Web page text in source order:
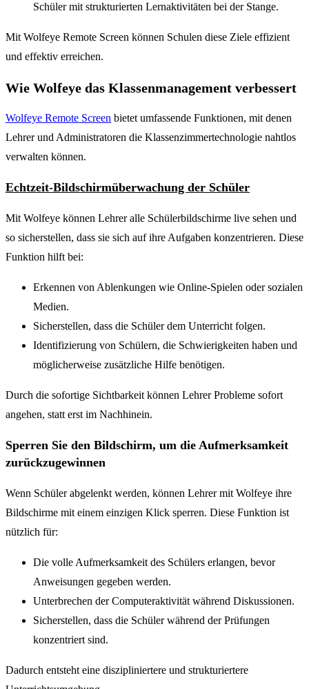
Schüler mit strukturierten Lernaktivitäten bei der Stange.
Mit Wolfeye Remote Screen können Schulen diese Ziele effizient
und effektiv erreichen.
Wie Wolfeye das Klassenmanagement verbessert
Wolfeye Remote Screen bietet umfassende Funktionen, mit denen
Lehrer und Administratoren die Klassenzimmertechnologie nahtlos
verwalten können.
Echtzeit-Bildschirmüberwachung der Schüler
Mit Wolfeye können Lehrer alle Schülerbildschirme live sehen und
so sicherstellen, dass sie sich auf ihre Aufgaben konzentrieren. Diese
Funktion hilft bei:
Erkennen von Ablenkungen wie Online-Spielen oder sozialen
Medien.
Sicherstellen, dass die Schüler dem Unterricht folgen.
Identifizierung von Schülern, die Schwierigkeiten haben und
möglicherweise zusätzliche Hilfe benötigen.
Durch die sofortige Sichtbarkeit können Lehrer Probleme sofort
angehen, statt erst im Nachhinein.
Sperren Sie den Bildschirm, um die Aufmerksamkeit
zurückzugewinnen
Wenn Schüler abgelenkt werden, können Lehrer mit Wolfeye ihre
Bildschirme mit einem einzigen Klick sperren. Diese Funktion ist
nützlich für:
Die volle Aufmerksamkeit des Schülers erlangen, bevor
Anweisungen gegeben werden.
Unterbrechen der Computeraktivität während Diskussionen.
Sicherstellen, dass die Schüler während der Prüfungen
konzentriert sind.
Dadurch entsteht eine diszipliniertere und strukturiertere